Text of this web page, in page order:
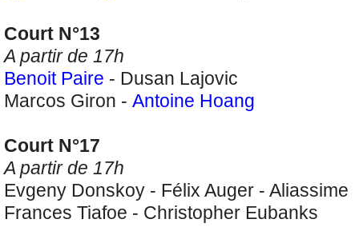
Court N°13
A partir de 17h
Benoit Paire - Dusan Lajovic
Marcos Giron - Antoine Hoang
Court N°17
A partir de 17h
Evgeny Donskoy - Félix Auger - Aliassime
Frances Tiafoe - Christopher Eubanks